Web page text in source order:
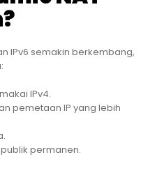
IPv6 semakin berkembang,
IPv4.
pemetaan IP yang lebih
permanen.